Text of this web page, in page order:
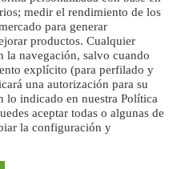
asustada tiene miedo a la calle, se
medir el rendimiento de los
para generar
productos. Cualquier
la navegación, salvo cuando
explícito (para perfilado y
una autorización para su
lo indicado en nuestra Política
aceptar todas o algunas de
la configuración y